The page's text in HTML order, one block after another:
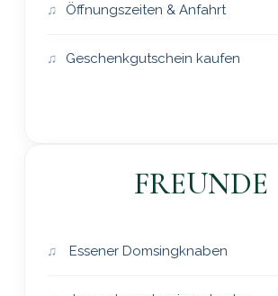
Öffnungszeiten & Anfahrt
Geschenkgutschein kaufen
FREUNDE
Essener Domsingknaben